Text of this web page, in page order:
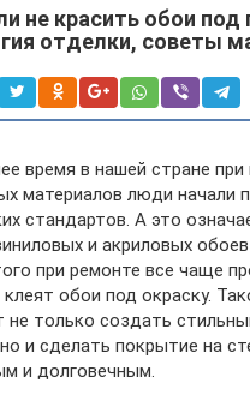
не красить обои под
отделки, советы
время в нашей стране
материалов люди начали
стандартов. А это
и акриловых
при ремонте все чаще
обои под окраску.
не только создать
и сделать покрытие на
и долговечным.